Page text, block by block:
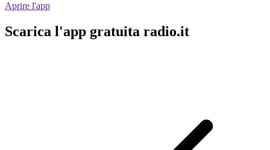
Aprire l'app
Scarica l'app gratuita radio.it